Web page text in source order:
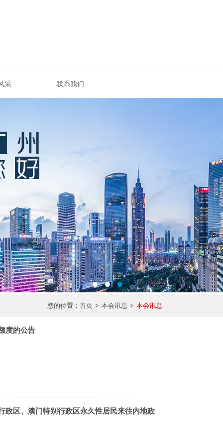
采 联系我们
您的位置： 首页 > 本会讯息 > 本会讯息
度的公告
政区、澳门特别行政区永久性居民来往内地政